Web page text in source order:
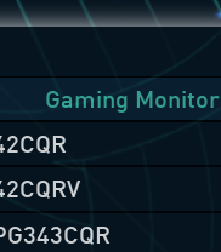
Gaming Monitor